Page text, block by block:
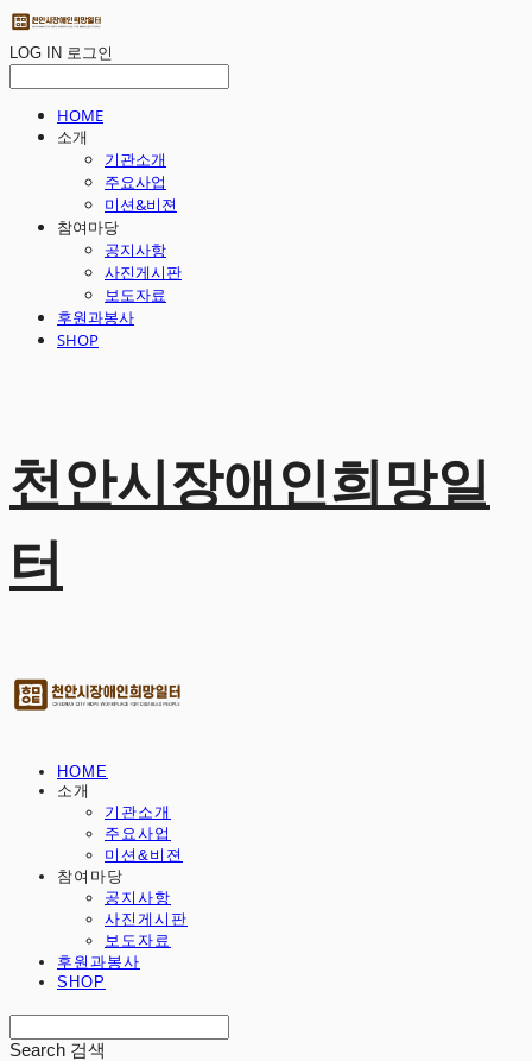
LOG IN 로그인
HOME
소개
기관소개
주요사업
미션&비젼
참여마당
공지사항
사진게시판
보도자료
후원과봉사
SHOP
천안시장애인희망일
터
HOME
소개
기관소개
주요사업
미션&비젼
참여마당
공지사항
사진게시판
보도자료
후원과봉사
SHOP
Search 검색